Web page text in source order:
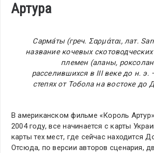
Артура
Сарма́ты (греч. Σαρμάται, лат.
название кочевых
племен (аланы,
расселившихся в III веке до н. э.
степях от Тобола на востоке до
В американском фильме «Король
2004 году, все начинается с карты
карты тех мест, где сейчас находится
Отсюда, по версии авторов сценария,